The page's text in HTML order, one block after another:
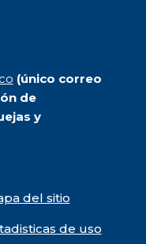
(único correo
de
y
del sitio
de uso